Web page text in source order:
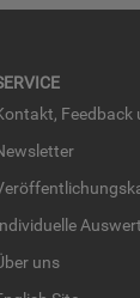
Feed­back
uns